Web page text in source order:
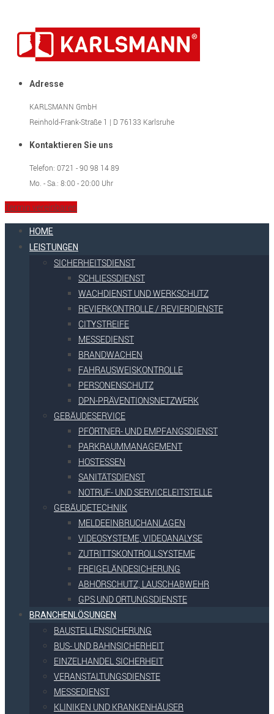
Adresse
KARLSMANN GmbH
Reinhold-Frank-Straße 1 | D 76133 Karlsruhe
Kontaktieren Sie uns
Telefon: 0721 - 90 98 14 89
Mo. - Sa.: 8:00 - 20:00 Uhr
Termin vereinbaren
HOME
LEISTUNGEN
SICHERHEITSDIENST
SCHLIESSDIENST
WACHDIENST UND WERKSCHUTZ
REVIERKONTROLLE / REVIERDIENSTE
CITYSTREIFE
MESSEDIENST
BRANDWACHEN
FAHRAUSWEISKONTROLLE
PERSONENSCHUTZ
DPN-PRÄVENTIONSNETZWERK
GEBÄUDESERVICE
PFÖRTNER- UND EMPFANGSDIENST
PARKRAUMMANAGEMENT
HOSTESSEN
SANITÄTSDIENST
NOTRUF- UND SERVICELEITSTELLE
GEBÄUDETECHNIK
MELDEEINBRUCHANLAGEN
VIDEOSYSTEME, VIDEOANALYSE
ZUTRITTSKONTROLLSYSTEME
FREIGELÄNDESICHERUNG
ABHÖRSCHUTZ, LAUSCHABWEHR
GPS UND ORTUNGSDIENSTE
BRANCHENLÖSUNGEN
BAUSTELLENSICHERUNG
BUS- UND BAHNSICHERHEIT
EINZELHANDEL SICHERHEIT
VERANSTALTUNGSDIENSTE
MESSEDIENST
KLINIKEN UND KRANKENHÄUSER